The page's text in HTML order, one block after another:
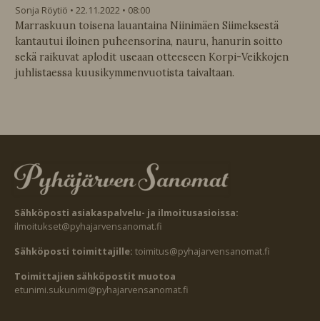
Sonja Röytiö 22.11.2022
08:00
Marraskuun toisena lauantaina Niinimäen Siimeksestä
kantautui iloinen puheensorina, nauru, hanurin soitto
sekä raikuvat aplodit useaan otteeseen Korpi-Veikkojen
juhlistaessa kuusikymmenvuotista taivaltaan.
Sähköposti asiakaspalvelu- ja ilmoitusasioissa:
ilmoitukset@pyhajarvensanomat.fi
Sähköposti toimittajille: toimitus@pyhajarvensanomat.fi
Toimittajien sähköpostit muotoa
etunimi.sukunimi@pyhajarvensanomat.fi